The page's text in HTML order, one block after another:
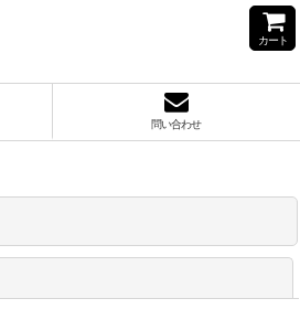
カート
問い合わせ